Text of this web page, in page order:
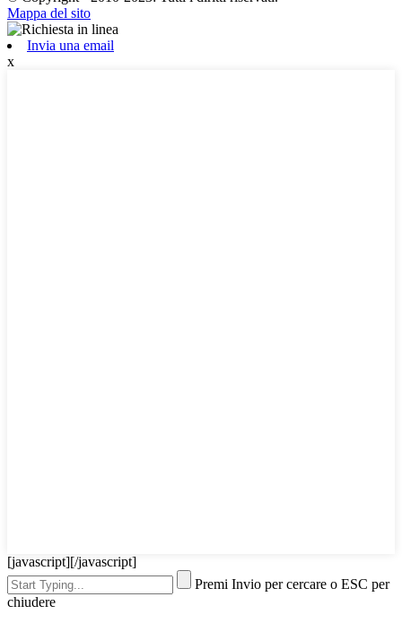
Mappa del sito
Invia una email
x
[javascript][/javascript]
Premi Invio per cercare o ESC per
chiudere